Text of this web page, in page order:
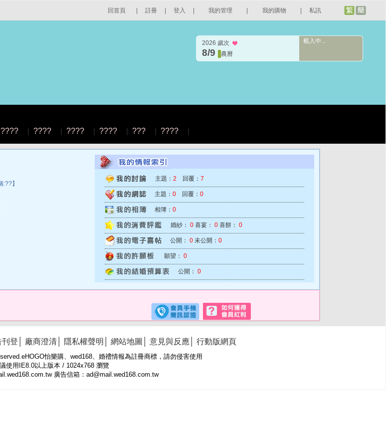
回首頁 註冊 登入 我的管理 我的購物 私訊
2026 歲次
8/9 農曆
載入中...
???? | ???? | ???? | ???? | ??? | ???? |
】
主題： 2 回覆： 7
主題： 0 回覆： 0
相簿： 0
婚紗： 0 喜宴： 0 喜餅： 0
公開： 0 未公開： 0
願望： 0
公開： 0
刊登 廠商澄清 隱私權聲明 網站地圖 意見與反應 行動版網頁
怡樂購、wed168、婚禮情報為註冊商標，請勿侵害使用
使用IE8.0以上版本 / 1024x768 瀏覽
廣告信箱：ad@mail.wed168.com.tw